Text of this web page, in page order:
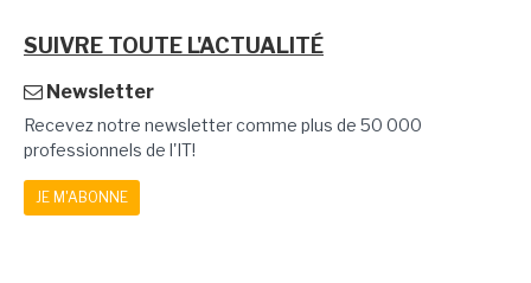
SUIVRE TOUTE L'ACTUALITÉ
Newsletter
Recevez notre newsletter comme plus de 50 000
professionnels de l'IT!
JE M'ABONNE